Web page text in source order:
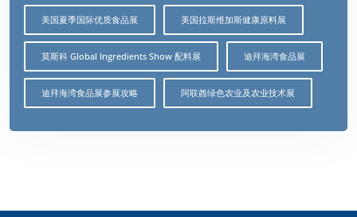
美国夏季国际优质食品展 美国拉斯维加斯健康原料展
莫斯科 Global Ingredients Show 配料展 迪拜海湾食品展
迪拜海湾食品展参展攻略 阿联酋绿色农业及农业技术展